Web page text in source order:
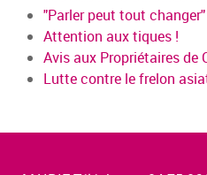
"Parler peut tout changer"
Attention aux tiques !
Avis aux Propriétaires de
Lutte contre le frelon